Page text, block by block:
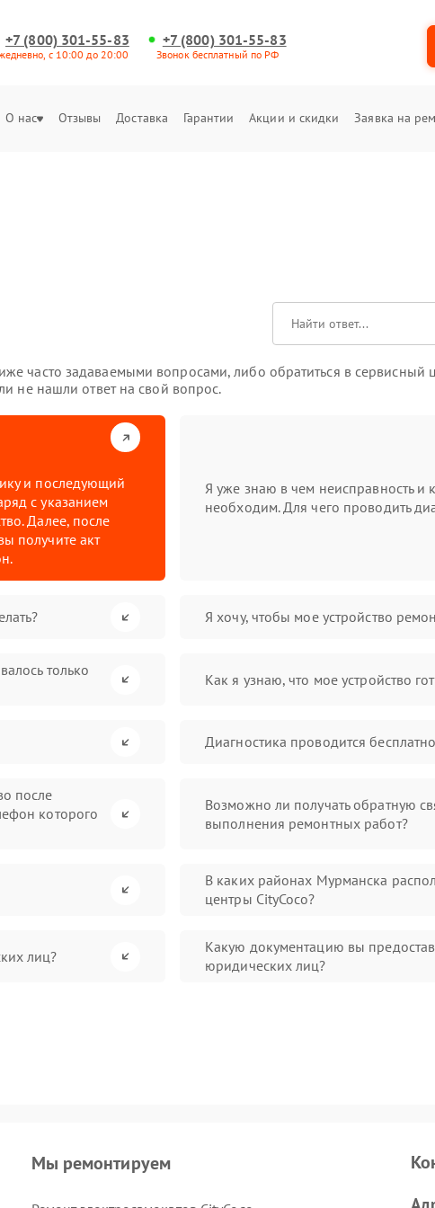
+7 (800) 301-55-83
с 10:00 до 20:00
+7 (800) 301-55-83
Звонок бесплатный по РФ
О нас Отзывы Доставка Гарантии Акции и скидки Заявка на
часто задаваемыми вопросами, либо обратиться в сервисный
не нашли ответ на свой вопрос.
и последующий
с указанием
Далее, после
получите акт
Я уже знаю в чем неисправность и
необходим. Для чего проводить
Я хочу, чтобы мое устройство
только
Как я узнаю, что мое устройство
Диагностика проводится
после
которого
Возможно ли получать обратную
выполнения ремонтных работ?
В каких районах Мурманска
центры CityCoco?
лиц?
Какую документацию вы
юридических лиц?
Мы ремонтируем